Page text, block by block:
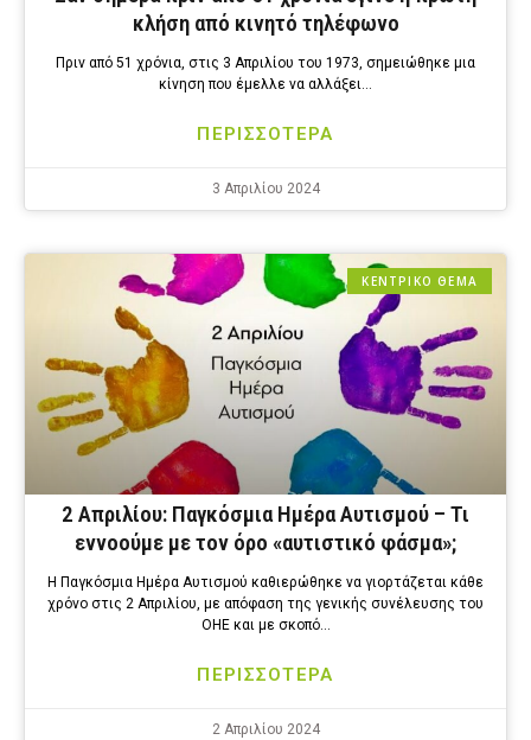
κλήση από κινητό τηλέφωνο
Πριν από 51 χρόνια, στις 3 Απριλίου του 1973, σημειώθηκε μια
κίνηση που έμελλε να αλλάξει…
ΠΕΡΙΣΣΟΤΕΡΑ
3 Απριλίου 2024
ΚΕΝΤΡΙΚΟ ΘΕΜΑ
2 Απριλίου: Παγκόσμια Ημέρα Αυτισμού – Τι
εννοούμε με τον όρο «αυτιστικό φάσμα»;
Η Παγκόσμια Ημέρα Αυτισμού καθιερώθηκε να γιορτάζεται κάθε
χρόνο στις 2 Απριλίου, με απόφαση της γενικής συνέλευσης του
ΟΗΕ και με σκοπό…
ΠΕΡΙΣΣΟΤΕΡΑ
2 Απριλίου 2024